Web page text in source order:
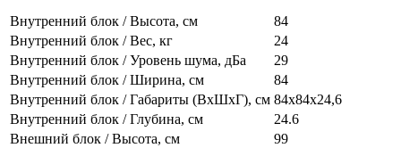
Внутренний блок / Высота, см
84
Внутренний блок / Вес, кг
24
Внутренний блок / Уровень шума, дБа
29
Внутренний блок / Ширина, см
84
Внутренний блок / Габариты (ВхШхГ), см 84x84х24,6
Внутренний блок / Глубина, см
24.6
Внешний блок / Высота, см
99